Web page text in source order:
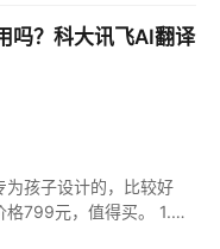
吗？科大讯飞AI翻译
孩子设计的，比较好
799元，值得买。 1.科
飞AI翻译笔P20，是专